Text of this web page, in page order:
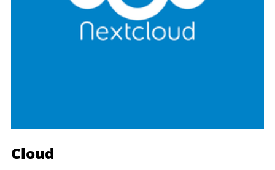
Cloud